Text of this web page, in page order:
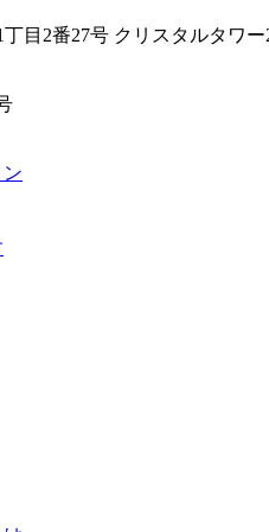
目2番27号 クリスタルタワー